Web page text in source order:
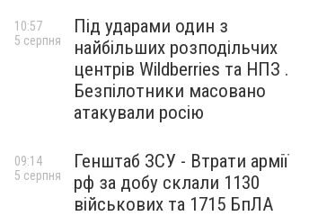
Під ударами один з
найбільших розподільчих
центрів Wildberries та НПЗ .
Безпілотники масовано
атакували росію
10:57
5 серпня
Генштаб ЗСУ - Втрати армії
рф за добу склали 1130
військових та 1715 БпЛА
09:14
5 серпня